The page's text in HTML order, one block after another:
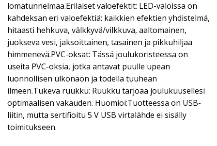
lomatunnelmaa.Erilaiset valoefektit: LED-valoissa on
kahdeksan eri valoefektiä: kaikkien efektien yhdistelmä,
hitaasti hehkuva, välkkyvä/vilkkuva, aaltomainen,
juokseva vesi, jaksoittainen, tasainen ja pikkuhiljaa
himmenevä.PVC-oksat: Tässä joulukoristeessa on
useita PVC-oksia, jotka antavat puulle upean
luonnollisen ulkonäön ja todella tuuhean
ilmeen.Tukeva ruukku: Ruukku tarjoaa joulukuusellesi
optimaalisen vakauden. Huomioi:Tuotteessa on USB-
liitin, mutta sertifioitu 5 V USB virtalähde ei sisälly
toimitukseen.